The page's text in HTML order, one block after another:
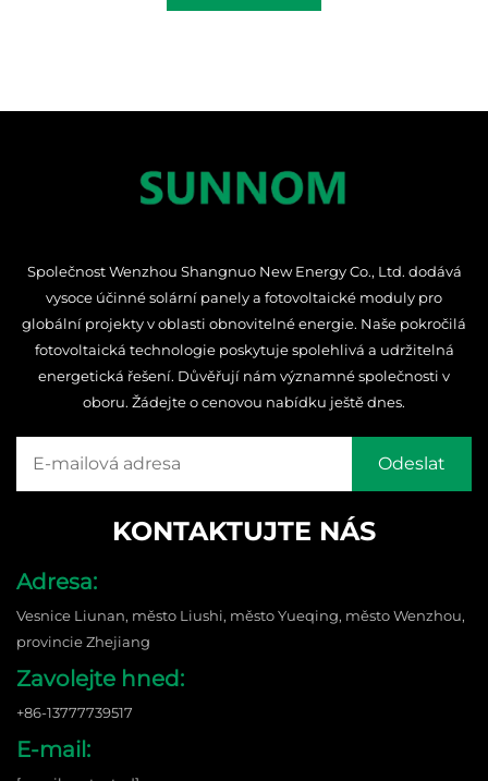
Společnost Wenzhou Shangnuo New Energy Co., Ltd. dodává
vysoce účinné solární panely a fotovoltaické moduly pro
globální projekty v oblasti obnovitelné energie. Naše pokročilá
fotovoltaická technologie poskytuje spolehlivá a udržitelná
energetická řešení. Důvěřují nám významné společnosti v
oboru. Žádejte o cenovou nabídku ještě dnes.
KONTAKTUJTE NÁS
Adresa:
Vesnice Liunan, město Liushi, město Yueqing, město Wenzhou,
provincie Zhejiang
Zavolejte hned:
+86-13777739517
E-mail: